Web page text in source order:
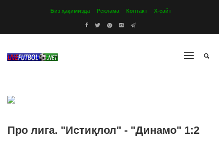
Биз ҳақимизда Реклама Контакт Х-сайт
Про лига. "Истиқлол" - "Динамо" 1:2